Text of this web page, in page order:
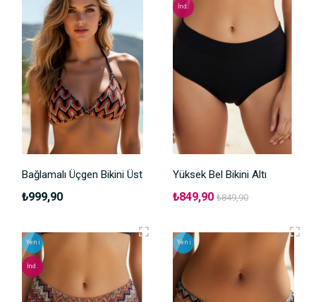
Bağlamalı Üçgen Bikini Üst
₺999,90
İnd.
Yüksek Bel Bikini Altı
₺849,90 ₺849,90
Yeni
İnd.
Yeni